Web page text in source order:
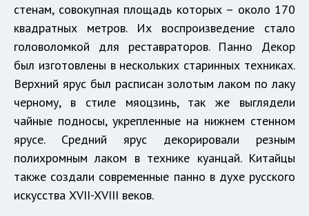
стенам, совокупная площадь которых – около 170
квадратных метров. Их воспроизведение стало
головоломкой для реставраторов. Панно Декор
был изготовлены в нескольких старинных техниках.
Верхний ярус был расписан золотым лаком по лаку
черному, в стиле мяоцзинь, так же выглядели
чайные подносы, укрепленные на нижнем стенном
ярусе. Средний ярус декорировали резным
полихромным лаком в технике куанцай. Китайцы
также создали современные панно в духе русского
искусства XVII-XVIII веков.